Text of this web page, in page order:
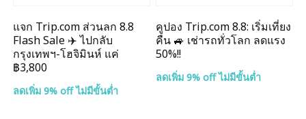
แจก Trip.com ส่วนลก 8.8
Flash Sale ✈️ ไปกลับ
กรุงเทพฯ-โฮจิมินห์ แค่
฿3,800
ลดเพิ่ม 9% off ไม่มีขั้นต่ำ
คูปอง Trip.com 8.8: เริ่มเที่ยง
คืน 🚙 เช่ารถทั่วโลก ลดแรง
50%!!
ลดเพิ่ม 9% off ไม่มีขั้นต่ำ